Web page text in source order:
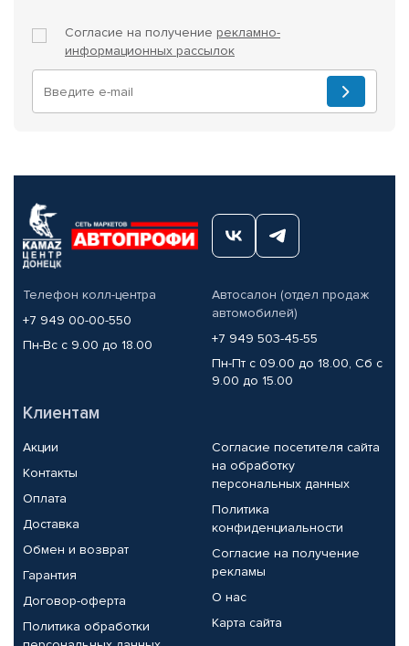
Согласие на получение рекламно-
информационных рассылок
Телефон колл-центра
+7 949 00-00-550
Пн-Вс с 9.00 до 18.00
Автосалон (отдел продаж
автомобилей)
+7 949 503-45-55
Пн-Пт с 09.00 до 18.00, Сб с
9.00 до 15.00
Клиентам
Акции
Контакты
Оплата
Доставка
Обмен и возврат
Гарантия
Договор-оферта
Политика обработки
Согласие посетителя сайта
на обработку
персональных данных
Политика
конфиденциальности
Согласие на получение
рекламы
О нас
Карта сайта